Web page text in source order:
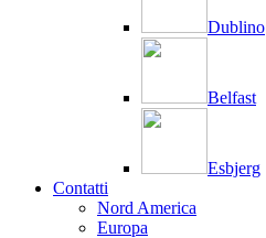
Dublino
Belfast
Esbjerg
Contatti
Nord America
Europa